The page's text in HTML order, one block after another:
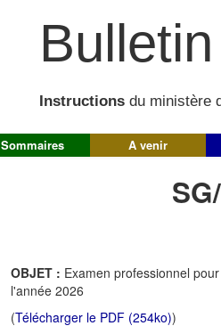
Instructions du ministère
Sommaires A venir
OBJET : Examen professionnel
l'année 2026
(Télécharger le PDF (254ko))